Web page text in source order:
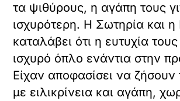
τα ψιθύρους, η αγάπη τους
ισχυρότερη. Η Σωτηρία και η
καταλάβει ότι η ευτυχία
ισχυρό όπλο ενάντια στην
Είχαν αποφασίσει να
με ειλικρίνεια και αγάπη,